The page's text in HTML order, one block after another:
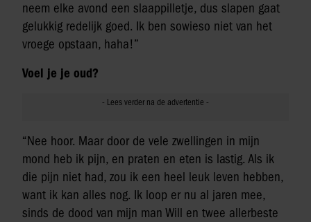
neem elke avond een slaappilletje, dus slapen gaat
gelukkig redelijk goed. Ik ben sowieso niet van het
vroege opstaan, haha!”
Voel je je oud?
“Nee hoor. Maar door de vele zwellingen in mijn
mond heb ik pijn, en praten en eten is lastig. Als ik
die pijn niet had, zou ik een heel leuk leven hebben,
want ik kan alles nog. Ik loop er nu al jaren mee,
sinds de dood van mijn man Will en twee allerbeste